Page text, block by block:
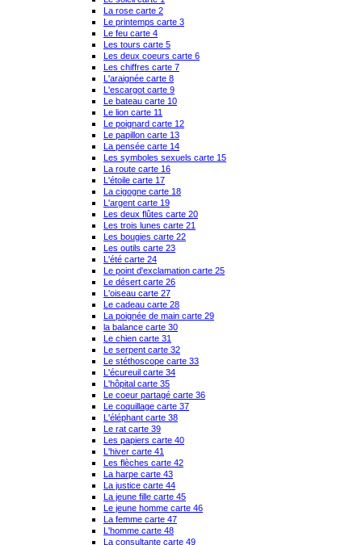
La rose carte 2
Le printemps carte 3
Le feu carte 4
Les tours carte 5
Les deux coeurs carte 6
Les chiffres carte 7
L'araignée carte 8
L'escargot carte 9
Le bateau carte 10
Le lion carte 11
Le poignard carte 12
Le papillon carte 13
La pensée carte 14
Les symboles sexuels carte 15
La route carte 16
L'étoile carte 17
La cigogne carte 18
L'argent carte 19
Les deux flûtes carte 20
Les trois lunes carte 21
Les bougies carte 22
Les outils carte 23
L'été carte 24
Le point d'exclamation carte 25
Le désert carte 26
L'oiseau carte 27
Le cadeau carte 28
La poignée de main carte 29
la balance carte 30
Le chien carte 31
Le serpent carte 32
Le stéthoscope carte 33
L'écureuil carte 34
L'hôpital carte 35
Le coeur partagé carte 36
Le coquillage carte 37
L'éléphant carte 38
Le rat carte 39
Les papiers carte 40
L'hiver carte 41
Les flèches carte 42
La harpe carte 43
La justice carte 44
La jeune fille carte 45
Le jeune homme carte 46
La femme carte 47
L'homme carte 48
La consultante carte 49